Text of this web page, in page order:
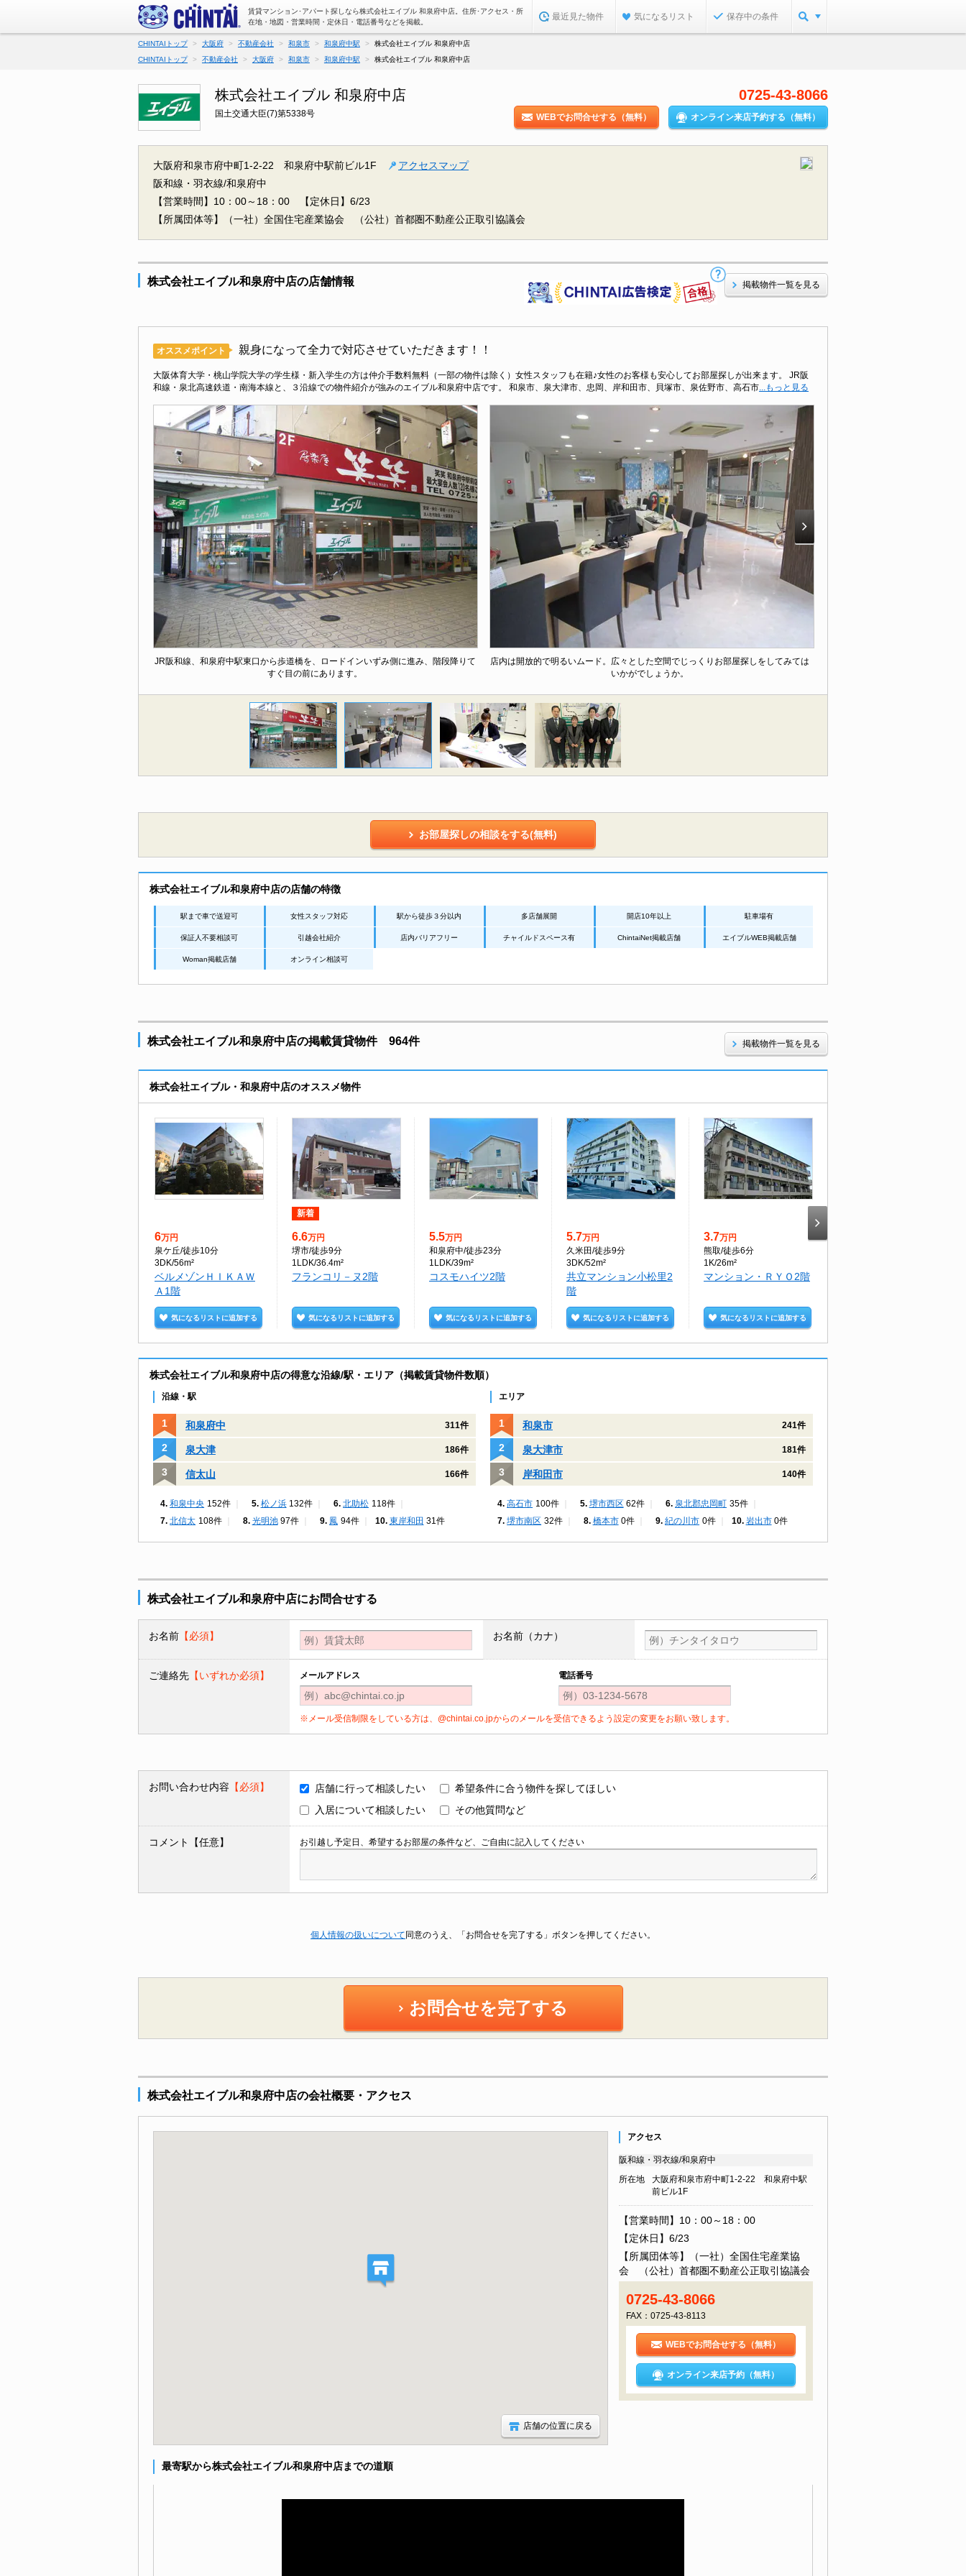
賃貸マンション･アパート探しなら株式会社エイブル 和泉府中店。住所･アクセス・所
在地・地図・営業時間・定休日・電話番号などを掲載。
最近見た物件 気になるリスト 保存中の条件
CHINTAIトップ 大阪府 不動産会社 和泉市 和泉府中駅
株式会社エイブル 和泉府中店
CHINTAIトップ
不動産会社 大阪府 和泉市 和泉府中駅 株式会社エイブル 和泉府中店
株式会社エイブル 和泉府中店
国土交通大臣(7)第5338号
0725-43-8066
WEBでお問合せする（無料） オンライン来店予約する（無料）
大阪府和泉市府中町1-2-22 和泉府中駅前ビル1F
アクセスマップ
阪和線・羽衣線/和泉府中
【営業時間】10：00～18：00
【定休日】6/23
【所属団体等】（一社）全国住宅産業協会 （公社）首都圏不動産公正取引協議会
株式会社エイブル和泉府中店の店舗情報 掲載物件一覧を見る
オススメポイント 親身になって全力で対応させていただきます！！
大阪体育大学・桃山学院大学の学生様・新入学生の方は仲介手数料無料（一部の物件は除く）女性スタッフも在籍♪女性のお客様も安心してお部屋探しが出来ます。 JR阪
和線・泉北高速鉄道・南海本線と、３沿線での物件紹介が強みのエイブル和泉府中店です。 和泉市、泉大津市、忠岡、岸和田市、貝塚市、泉佐野市、高石市 ...もっと見る
JR阪和線、和泉府中駅東口から歩道橋を、ロードインいずみ側に進み、階段降りて
すぐ目の前にあります。
店内は開放的で明るいムード。広々とした空間でじっくりお部屋探しをしてみては
いかがでしょうか。
お部屋探しの相談をする(無料)
株式会社エイブル和泉府中店の店舗の特徴
駅まで車で送迎可 女性スタッフ対応 駅から徒歩３分以内 多店舗展開 開店10年以上 駐車場有
保証人不要相談可 引越会社紹介 店内バリアフリー チャイルドスペース有 ChintaiNet掲載店舗 エイブルWEB掲載店舗
Woman掲載店舗 オンライン相談可
株式会社エイブル和泉府中店の掲載賃貸物件 964件 掲載物件一覧を見る
株式会社エイブル・和泉府中店のオススメ物件
6万円
泉ケ丘/徒歩10分
3DK/56m²
ベルメゾンＨＩＫＡＷ
Ａ1階
気になるリストに追加する
新着
6.6万円
堺市/徒歩9分
1LDK/36.4m²
フランコリ－ヌ2階
気になるリストに追加する
5.5万円
和泉府中/徒歩23分
1LDK/39m²
コスモハイツ2階
気になるリストに追加する
5.7万円
久米田/徒歩9分
3DK/52m²
共立マンション小松里2
階
気になるリストに追加する
3.7万円
熊取/徒歩6分
1K/26m²
マンション・ＲＹＯ2階
気になるリストに追加する
株式会社エイブル和泉府中店の得意な沿線/駅・エリア（掲載賃貸物件数順）
沿線・駅
和泉府中 311件
泉大津 186件
信太山 166件
和泉中央 152件 松ノ浜 132件 北助松 118件
北信太 108件 光明池 97件 鳳 94件 東岸和田 31件
エリア
和泉市 241件
泉大津市 181件
岸和田市 140件
高石市 100件 堺市西区 62件 泉北郡忠岡町
35件
堺市南区 32件 橋本市 0件 紀の川市 0件 岩出市 0件
株式会社エイブル和泉府中店にお問合せする
お名前 【必須】 お名前（カナ）
ご連絡先 【いずれか必須】 メールアドレス 電話番号
※メール受信制限をしている方は、@chintai.co.jpからのメールを受信できるよう設定の変更をお願い致します。
お問い合わせ内容 【必須】 店舗に行って相談したい
希望条件に合う物件を探してほしい
入居について相談したい
その他質問など
コメント【任意】 お引越し予定日、希望するお部屋の条件など、ご自由に記入してください
個人情報の扱いについて 同意のうえ、「お問合せを完了する」ボタンを押してください。
お問合せを完了する
株式会社エイブル和泉府中店の会社概要・アクセス
アクセス
阪和線・羽衣線/和泉府中
所在地
大阪府和泉市府中町1-2-22 和泉府中駅
前ビル1F
【営業時間】10：00～18：00
【定休日】6/23
【所属団体等】（一社）全国住宅産業協
会 （公社）首都圏不動産公正取引協議会
0725-43-8066
FAX：0725-43-8113
WEBでお問合せする（無料）
オンライン来店予約（無料）
店舗の位置に戻る
最寄駅から株式会社エイブル和泉府中店までの道順